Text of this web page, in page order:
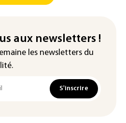
aux newsletters !
les newsletters du
S'inscrire